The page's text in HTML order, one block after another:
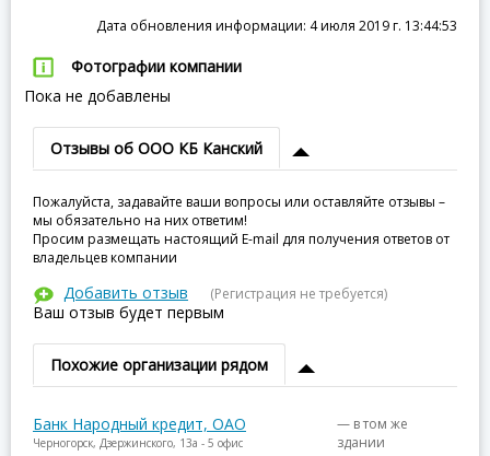
Дата обновления информации: 4 июля 2019 г. 13:44:53
Фотографии компании
Пока не добавлены
Отзывы об ООО КБ Канский
Пожалуйста, задавайте ваши вопросы или оставляйте отзывы –
мы обязательно на них ответим!
Просим размещать настоящий E-mail для получения ответов от
владельцев компании
Добавить отзыв (Регистрация не требуется)
Ваш отзыв будет первым
Похожие организации рядом
Банк Народный кредит, ОАО
Черногорск, Дзержинского, 13а - 5 офис
— в том же
здании